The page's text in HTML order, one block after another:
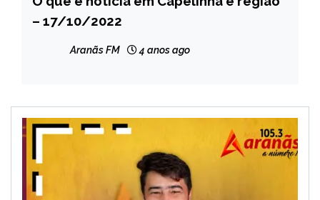
NOTÍCIAS
– 17/10/2022
Aranãs FM 4 anos ago